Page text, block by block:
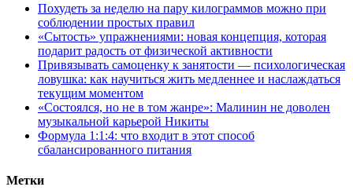
Похудеть за неделю на пару килограммов можно при
соблюдении простых правил
«Сытость» упражнениями: новая концепция, которая
подарит радость от физической активности
Привязывать самоценку к занятости — психологическая
ловушка: как научиться жить медленнее и наслаждаться
текущим моментом
«Состоялся, но не в том жанре»: Малинин не доволен
музыкальной карьерой Никиты
Формула 1:1:4: что входит в этот способ
сбалансированного питания
Метки